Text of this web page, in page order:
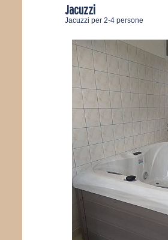
Jacuzzi
Jacuzzi per 2-4 persone